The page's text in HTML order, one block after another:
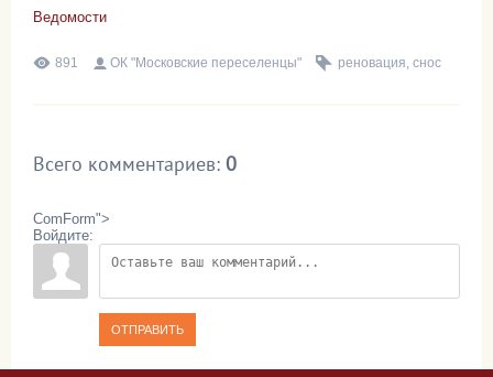
Ведомости
891 ОК "Московские переселенцы" реновация, снос
Всего комментариев: 0
ComForm">
Войдите:
ОТПРАВИТЬ